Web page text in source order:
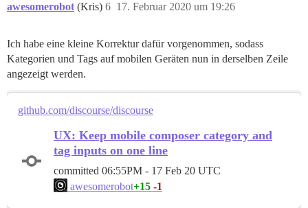
awesomerobot (Kris) 17. Februar 2020 um 19:26
6
Ich habe eine kleine Korrektur dafür vorgenommen, sodass
Kategorien und Tags auf mobilen Geräten nun in derselben Zeile
angezeigt werden.
github.com/discourse/discourse
UX: Keep mobile composer category and
tag inputs on one line
committed 06:55PM - 17 Feb 20 UTC
awesomerobot+15 -1